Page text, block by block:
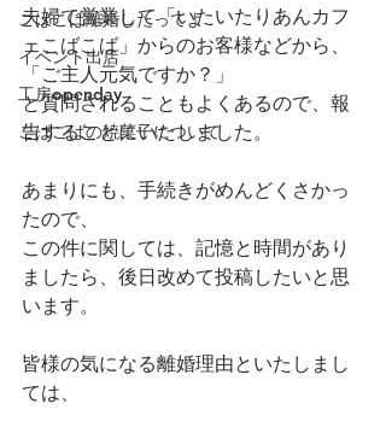
こばこば離婚したってよ
イベント出店
工房openday
こばこばの焼菓子について
夫婦で営業して「いたいたりあんカフ
ェこばこば」からのお客様などから、
「ご主人元気ですか？」
と質問されることもよくあるので、報
告することにいたしました。
あまりにも、手続きがめんどくさかっ
たので、
この件に関しては、記憶と時間があり
ましたら、後日改めて投稿したいと思
います。
皆様の気になる離婚理由といたしまし
ては、